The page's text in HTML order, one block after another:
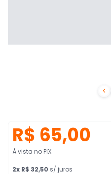

R$ 65,00
À vista no PIX
2x R$ 32,50 s/ juros